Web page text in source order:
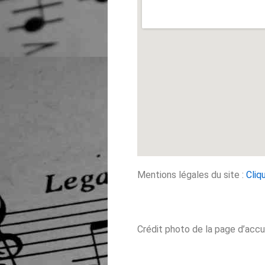
Mentions légales du site :
Crédit photo de la page